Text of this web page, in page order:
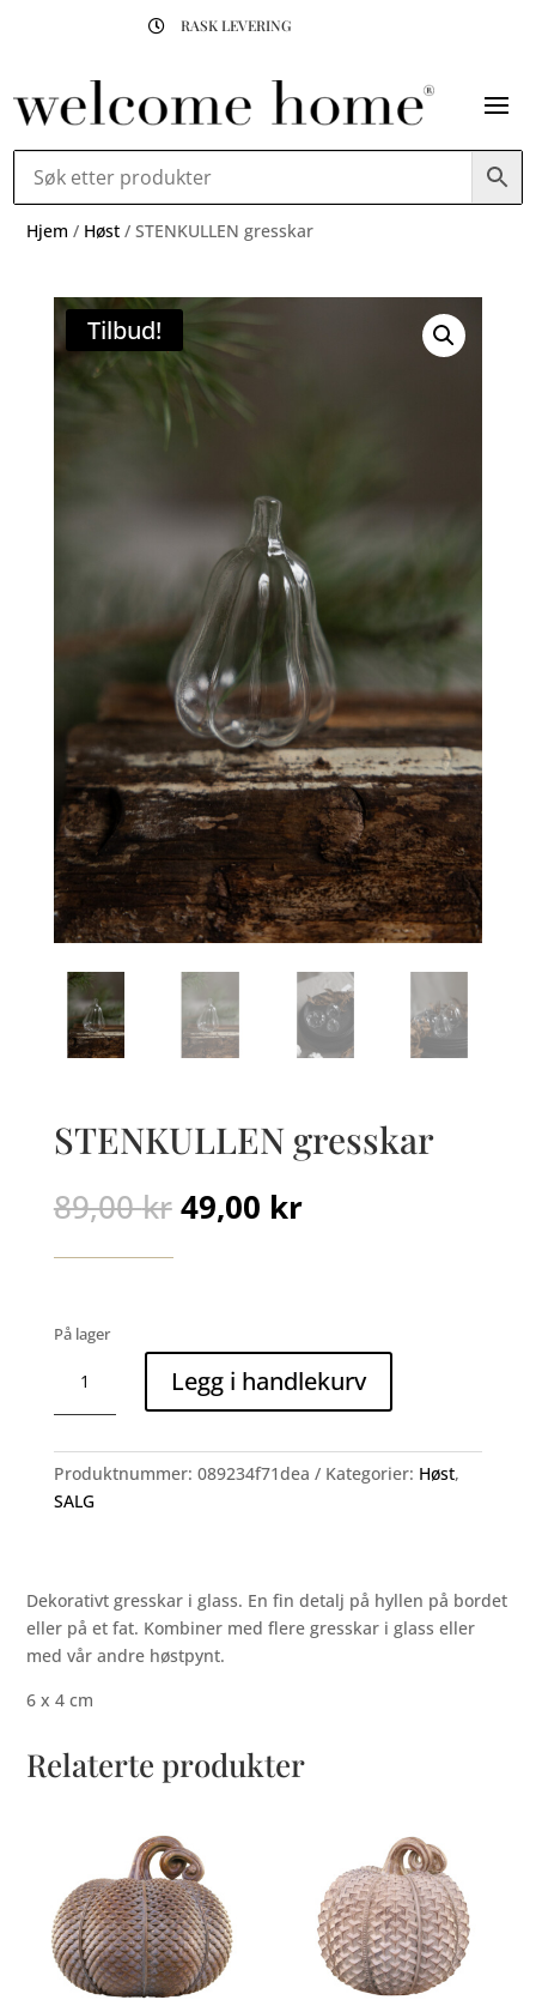
 RASK LEVERING
Hjem / Høst / STENKULLEN gresskar
Tilbud!
STENKULLEN gresskar
89,00kr Opprinnelig
pris
49,00 krNåværende
På lager
STENKULLEN
gresskar
antall
Legg i handlekurv
Produktnummer: 089234f71dea Kategorier: Høst,
SALG
Dekorativt gresskar i glass. En fin detalj på hyllen på bordet
eller på et fat. Kombiner med flere gresskar i glass eller
med vår andre høstpynt.
6 x 4 cm
Relaterte produkter